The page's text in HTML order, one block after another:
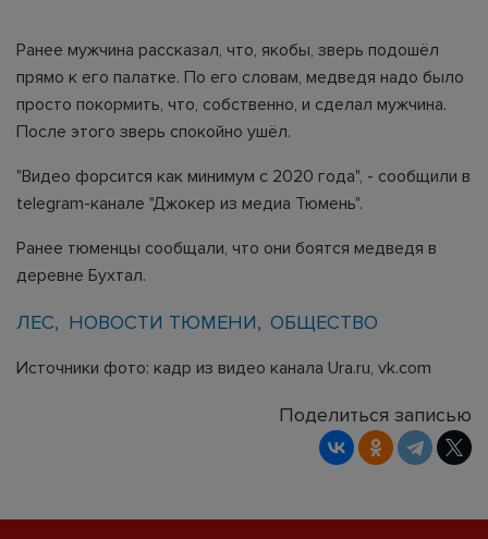
Ранее мужчина рассказал, что, якобы, зверь подошёл
прямо к его палатке. По его словам, медведя надо было
просто покормить, что, собственно, и сделал мужчина.
После этого зверь спокойно ушёл.
"Видео форсится как минимум с 2020 года", - сообщили в
telegram-канале "Джокер из медиа Тюмень".
Ранее тюменцы сообщали, что они боятся медведя в
деревне Бухтал.
ЛЕС НОВОСТИ ТЮМЕНИ ОБЩЕСТВО
Источники фото: кадр из видео канала Ura.ru, vk.com
Поделиться записью